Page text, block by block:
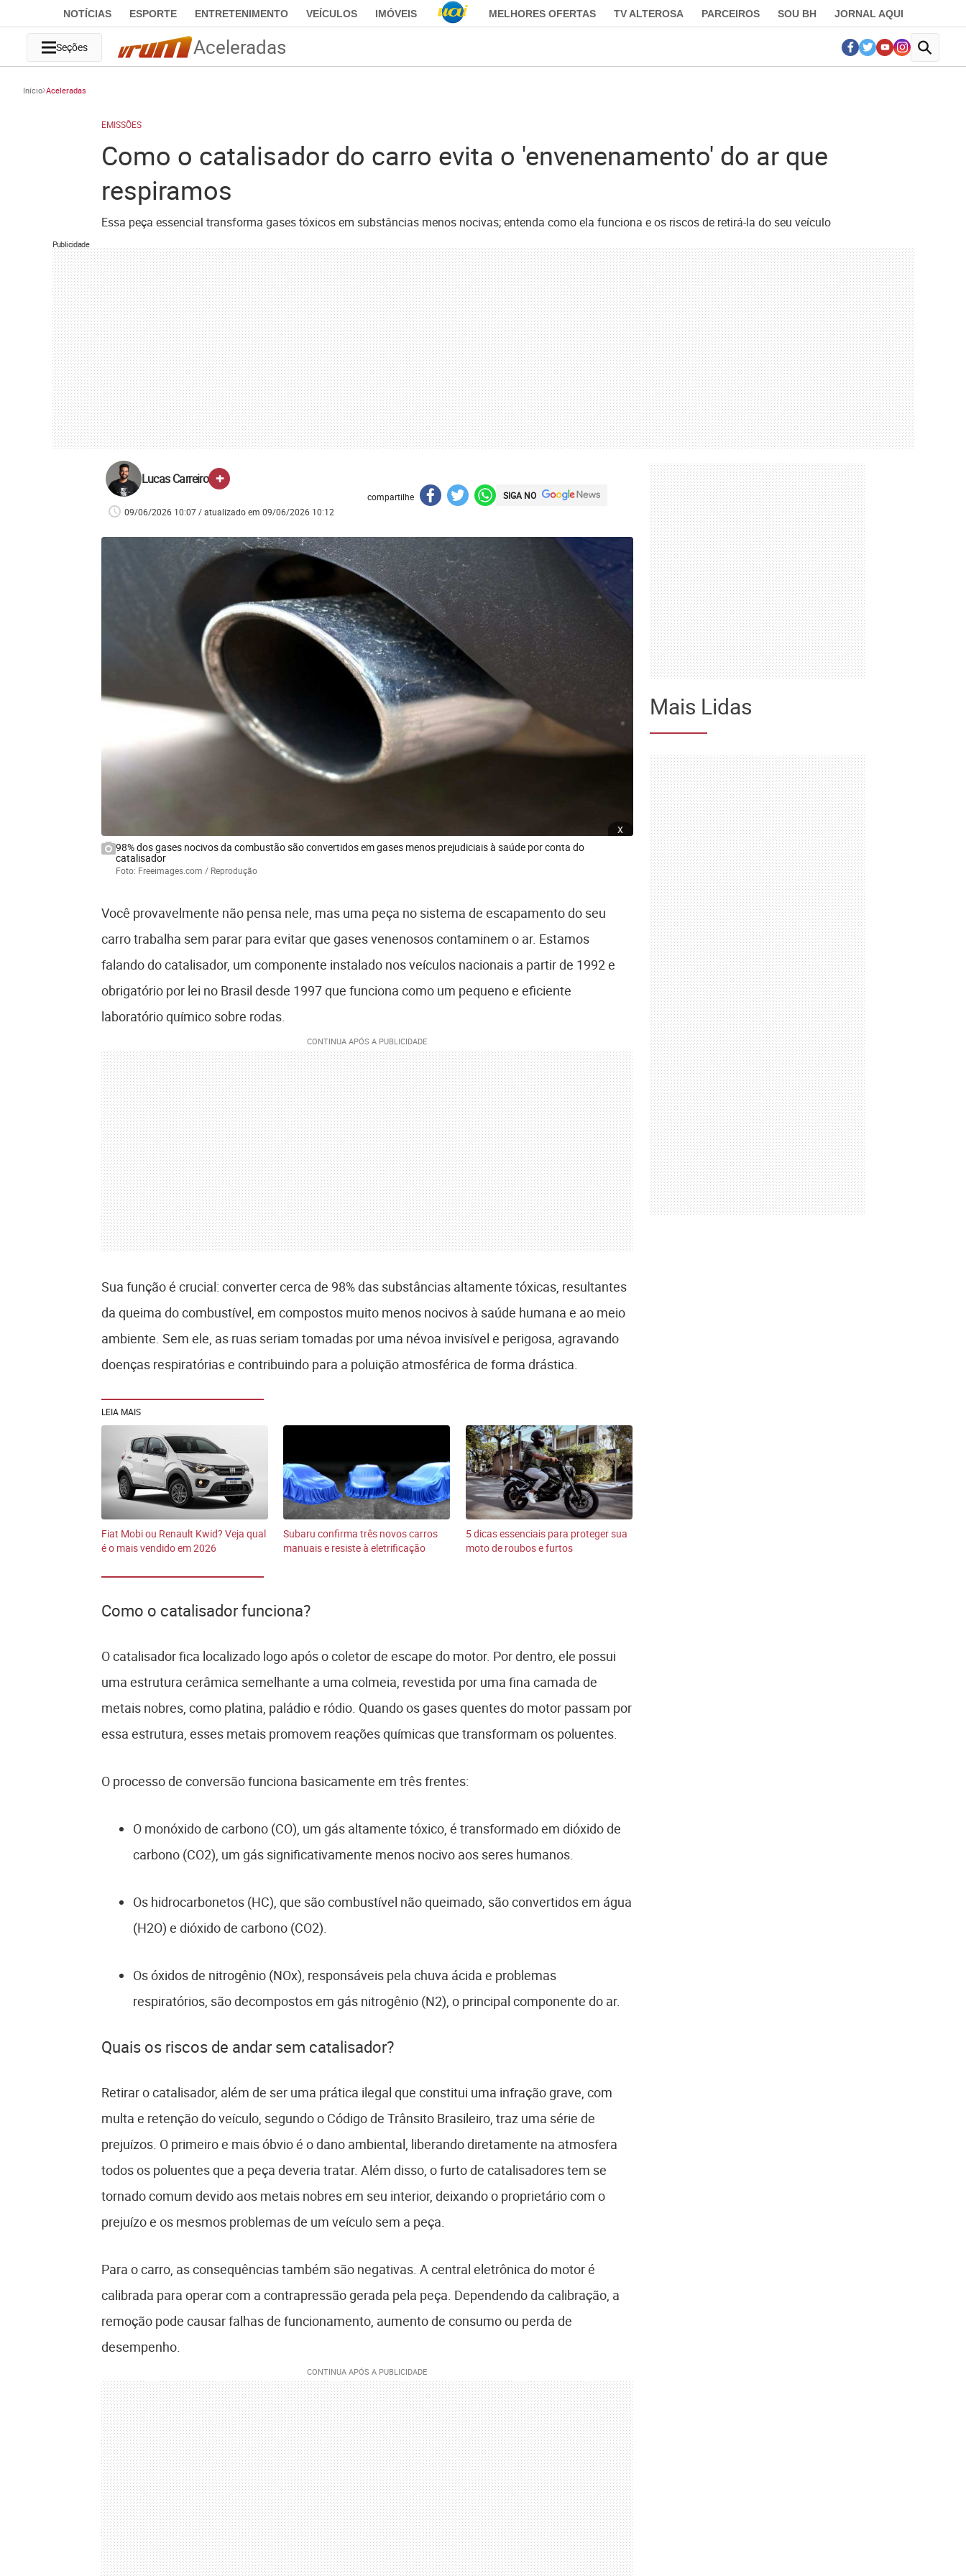
NOTÍCIAS ESPORTE ENTRETENIMENTO VEÍCULOS IMÓVEIS MELHORES OFERTAS TV ALTEROSA PARCEIROS SOU BH JORNAL AQUI
Seções Aceleradas
Início Aceleradas
EMISSÕES
Como o catalisador do carro evita o 'envenenamento' do ar que
respiramos
Essa peça essencial transforma gases tóxicos em substâncias menos nocivas; entenda como ela funciona e os riscos de retirá-la do seu veículo
Publicidade
Lucas Carreiro +
09/06/2026 10:07 / atualizado em 09/06/2026 10:12
compartilhe SIGA NO
x
98% dos gases nocivos da combustão são convertidos em gases menos prejudiciais à saúde por conta do
catalisador
Foto: Freeimages.com / Reprodução
Você provavelmente não pensa nele, mas uma peça no sistema de escapamento do seu
carro trabalha sem parar para evitar que gases venenosos contaminem o ar. Estamos
falando do catalisador, um componente instalado nos veículos nacionais a partir de 1992 e
obrigatório por lei no Brasil desde 1997 que funciona como um pequeno e eficiente
laboratório químico sobre rodas.
Sua função é crucial: converter cerca de 98% das substâncias altamente tóxicas, resultantes
da queima do combustível, em compostos muito menos nocivos à saúde humana e ao meio
ambiente. Sem ele, as ruas seriam tomadas por uma névoa invisível e perigosa, agravando
doenças respiratórias e contribuindo para a poluição atmosférica de forma drástica.
LEIA MAIS
Fiat Mobi ou Renault Kwid? Veja qual
é o mais vendido em 2026
Subaru confirma três novos carros
manuais e resiste à eletrificação
5 dicas essenciais para proteger sua
moto de roubos e furtos
Como o catalisador funciona?
O catalisador fica localizado logo após o coletor de escape do motor. Por dentro, ele possui
uma estrutura cerâmica semelhante a uma colmeia, revestida por uma fina camada de
metais nobres, como platina, paládio e ródio. Quando os gases quentes do motor passam por
essa estrutura, esses metais promovem reações químicas que transformam os poluentes.
O processo de conversão funciona basicamente em três frentes:
O monóxido de carbono (CO), um gás altamente tóxico, é transformado em dióxido de
carbono (CO2), um gás significativamente menos nocivo aos seres humanos.
Os hidrocarbonetos (HC), que são combustível não queimado, são convertidos em água
(H2O) e dióxido de carbono (CO2).
Os óxidos de nitrogênio (NOx), responsáveis pela chuva ácida e problemas
respiratórios, são decompostos em gás nitrogênio (N2), o principal componente do ar.
Quais os riscos de andar sem catalisador?
Retirar o catalisador, além de ser uma prática ilegal que constitui uma infração grave, com
multa e retenção do veículo, segundo o Código de Trânsito Brasileiro, traz uma série de
prejuízos. O primeiro e mais óbvio é o dano ambiental, liberando diretamente na atmosfera
todos os poluentes que a peça deveria tratar. Além disso, o furto de catalisadores tem se
tornado comum devido aos metais nobres em seu interior, deixando o proprietário com o
prejuízo e os mesmos problemas de um veículo sem a peça.
Para o carro, as consequências também são negativas. A central eletrônica do motor é
calibrada para operar com a contrapressão gerada pela peça. Dependendo da calibração, a
remoção pode causar falhas de funcionamento, aumento de consumo ou perda de
desempenho.
Mais Lidas